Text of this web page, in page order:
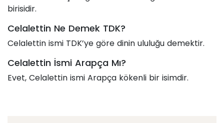
birisidir.
Celalettin Ne Demek TDK?
Celalettin ismi TDK’ye göre dinin ululuğu demektir.
Celalettin İsmi Arapça Mı?
Evet, Celalettin ismi Arapça kökenli bir isimdir.